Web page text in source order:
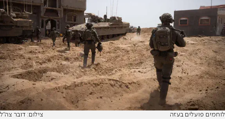
לוחמים פועלים בעזה צילום: דובר צה"ל